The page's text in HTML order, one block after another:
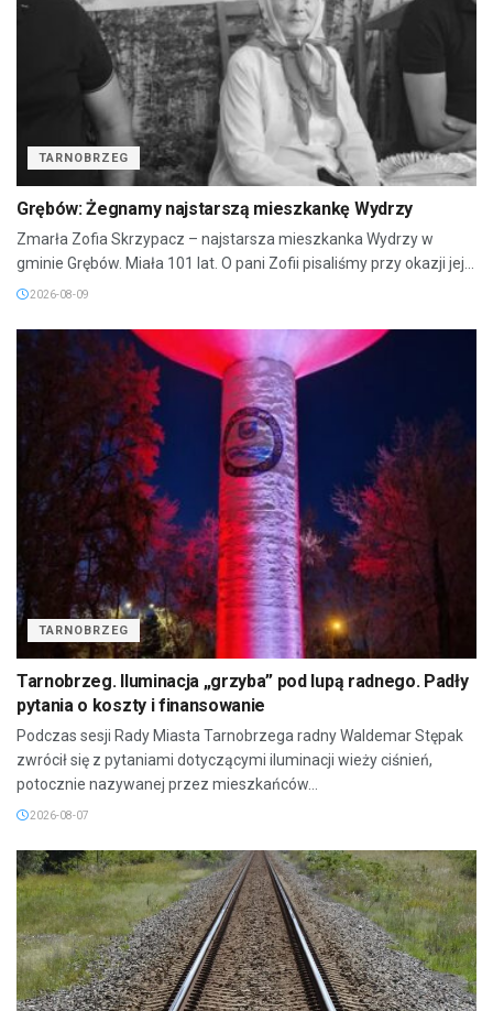
TARNOBRZEG
Grębów: Żegnamy najstarszą mieszkankę Wydrzy
Zmarła Zofia Skrzypacz – najstarsza mieszkanka Wydrzy w
gminie Grębów. Miała 101 lat. O pani Zofii pisaliśmy przy okazji jej...
2026-08-09
TARNOBRZEG
Tarnobrzeg. Iluminacja „grzyba” pod lupą radnego. Padły
pytania o koszty i finansowanie
Podczas sesji Rady Miasta Tarnobrzega radny Waldemar Stępak
zwrócił się z pytaniami dotyczącymi iluminacji wieży ciśnień,
potocznie nazywanej przez mieszkańców...
2026-08-07